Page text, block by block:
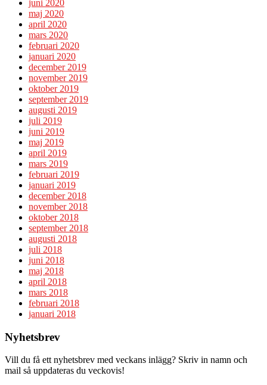
juni 2020
maj 2020
april 2020
mars 2020
februari 2020
januari 2020
december 2019
november 2019
oktober 2019
september 2019
augusti 2019
juli 2019
juni 2019
maj 2019
april 2019
mars 2019
februari 2019
januari 2019
december 2018
november 2018
oktober 2018
september 2018
augusti 2018
juli 2018
juni 2018
maj 2018
april 2018
mars 2018
februari 2018
januari 2018
Nyhetsbrev
Vill du få ett nyhetsbrev med veckans inlägg? Skriv in namn och
mail så uppdateras du veckovis!